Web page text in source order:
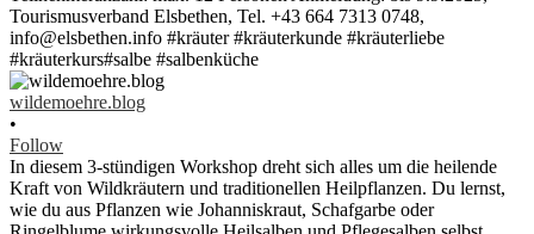
wildemoehre.blog
•
Follow
In diesem 3-stündigen Workshop dreht sich alles um die heilende
Kraft von Wildkräutern und traditionellen Heilpflanzen. Du lernst,
wie du aus Pflanzen wie Johanniskraut, Schafgarbe oder